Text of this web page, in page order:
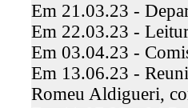
Em 21.03.23 -
Em 22.03.23 -
Em 03.04.23 -
Em 13.06.23 -
Romeu Aldigueri,